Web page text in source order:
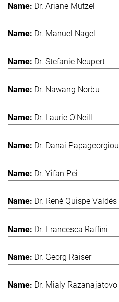
Dr. Ariane Mutzel
Dr. Manuel Nagel
Dr. Stefanie Neupert
Dr. Nawang Norbu
Dr. Laurie O'Neill
Dr. Danai Papageorgiou
Dr. Yifan Pei
Dr. René Quispe Valdés
Dr. Francesca Raffini
Dr. Georg Raiser
Dr. Mialy Razanajatovo